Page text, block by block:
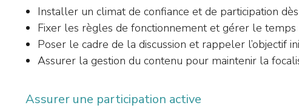
Installer un climat de confiance et de participation
Fixer les règles de fonctionnement et gérer le temps
Poser le cadre de la discussion et rappeler l’objectif
Assurer la gestion du contenu pour maintenir la
Assurer une participation active